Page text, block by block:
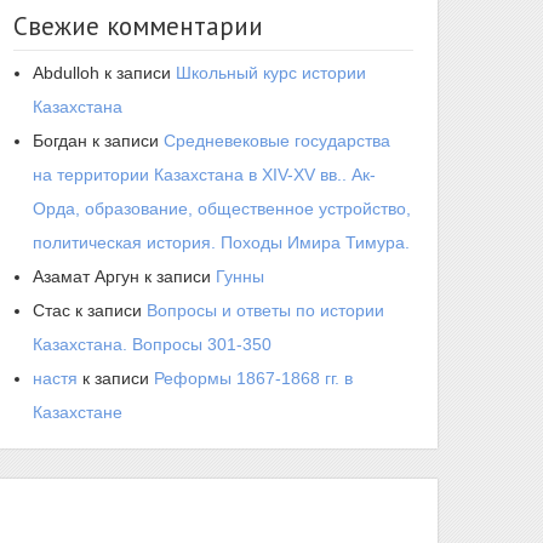
Свежие комментарии
Abdulloh к записи Школьный курс истории
Казахстана
Богдан к записи Средневековые государства
на территории Казахстана в XIV-XV вв.. Ак-
Орда, образование, общественное устройство,
политическая история. Походы Имира Тимура.
Азамат Аргун к записи Гунны
Стас к записи Вопросы и ответы по истории
Казахстана. Вопросы 301-350
настя к записи Реформы 1867-1868 гг. в
Казахстане